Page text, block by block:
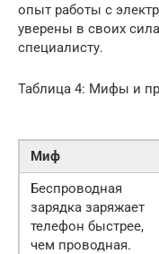
опыт работы с
уверены в своих
специалисту.
Таблица 4: Мифы и
Миф
Беспроводная
зарядка заряжает
телефон быстрее,
чем проводная.